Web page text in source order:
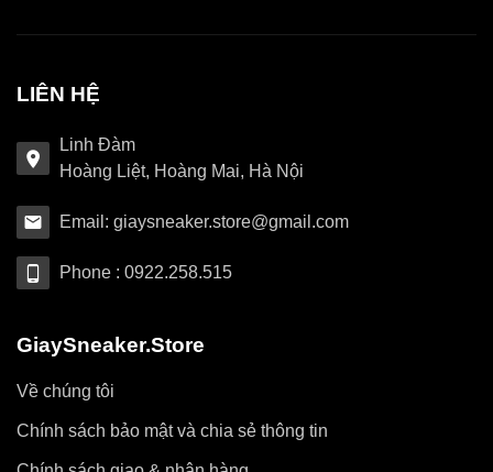
LIÊN HỆ
Linh Đàm
Hoàng Liệt, Hoàng Mai, Hà Nội
Email: giaysneaker.store@gmail.com
Phone : 0922.258.515
GiaySneaker.Store
Về chúng tôi
Chính sách bảo mật và chia sẻ thông tin